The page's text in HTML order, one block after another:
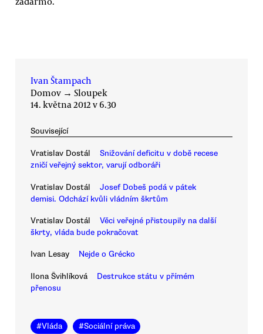
Ivan Štampach
Domov → Sloupek
14. května 2012 v 6.30
Související
Vratislav Dostál
Snižování deficitu v době recese
zničí veřejný sektor, varují odboráři
Vratislav Dostál
Josef Dobeš podá v pátek
demisi. Odchází kvůli vládním škrtům
Vratislav Dostál
Věci veřejné přistoupily na další
škrty, vláda bude pokračovat
Ivan Lesay Nejde o Grécko
Ilona Švihlíková
Destrukce státu v přímém
přenosu
#Vláda #Sociální práva